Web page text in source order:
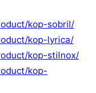
kop-sobril/
kop-lyrica/
kop-stilnox/
kop-